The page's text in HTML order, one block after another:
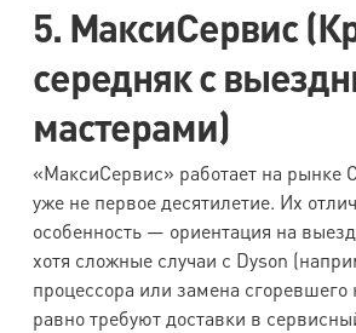
5. МаксиСервис
середняк с
мастерами)
«МаксиСервис» работает на рынке
уже не первое десятилетие. Их
особенность — ориентация на
хотя сложные случаи с Dyson
процессора или замена сгоревшего
равно требуют доставки в